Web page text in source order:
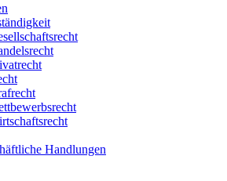
Handlungen